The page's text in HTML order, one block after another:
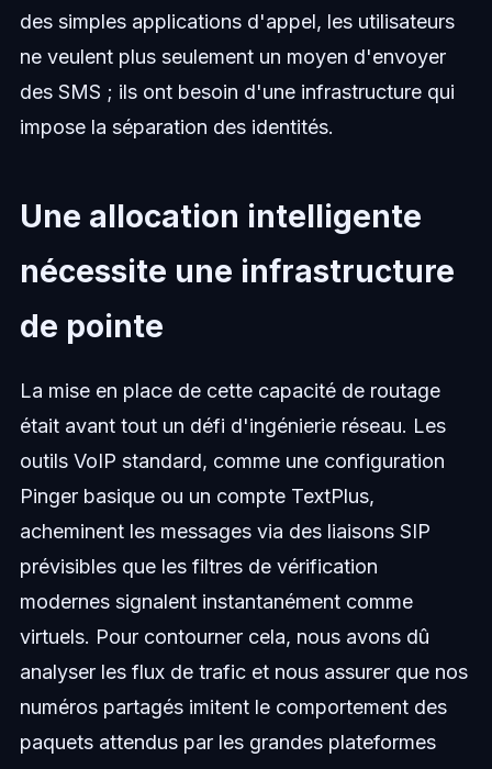
des simples applications d'appel, les utilisateurs
ne veulent plus seulement un moyen d'envoyer
des SMS ; ils ont besoin d'une infrastructure qui
impose la séparation des identités.
Une allocation intelligente
nécessite une infrastructure
de pointe
La mise en place de cette capacité de routage
était avant tout un défi d'ingénierie réseau. Les
outils VoIP standard, comme une configuration
Pinger basique ou un compte TextPlus,
acheminent les messages via des liaisons SIP
prévisibles que les filtres de vérification
modernes signalent instantanément comme
virtuels. Pour contourner cela, nous avons dû
analyser les flux de trafic et nous assurer que nos
numéros partagés imitent le comportement des
paquets attendus par les grandes plateformes